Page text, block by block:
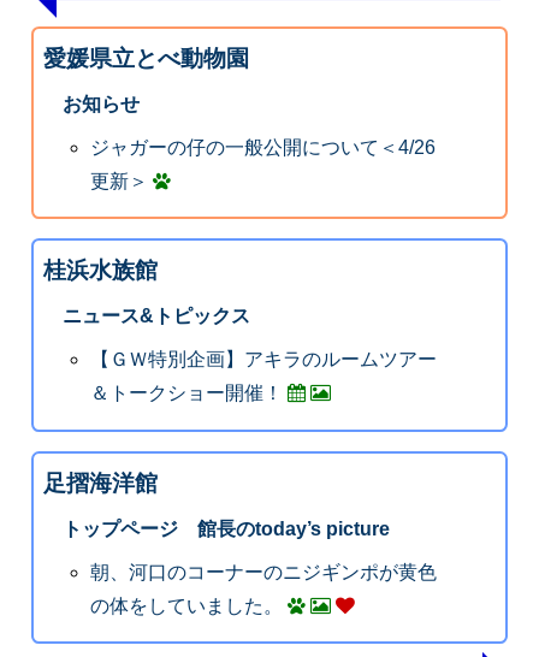
愛媛県立とべ動物園
お知らせ
ジャガーの仔の一般公開について＜4/26
更新＞
桂浜水族館
ニュース&トピックス
【ＧＷ特別企画】アキラのルームツアー
＆トークショー開催！
足摺海洋館
トップページ 館長のtoday’s picture
朝、河口のコーナーのニジギンポが黄色
の体をしていました。